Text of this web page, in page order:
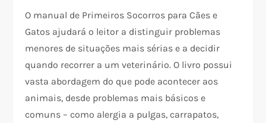
O manual de Primeiros Socorros para Cães e
Gatos ajudará o leitor a distinguir problemas
menores de situações mais sérias e a decidir
quando recorrer a um veterinário. O livro possui
vasta abordagem do que pode acontecer aos
animais, desde problemas mais básicos e
comuns – como alergia a pulgas, carrapatos,